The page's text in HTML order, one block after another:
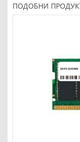
ПОДОБНИ